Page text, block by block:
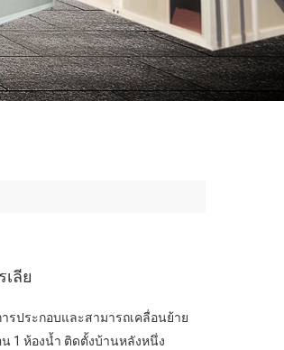
ลีย
รประกอบและสามารถเคลื่อนย้าย
1 ห้องน้ำ ติดตั้งบ้านหลังหนึ่ง